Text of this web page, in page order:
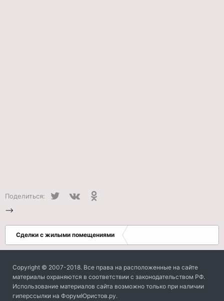
Поделиться: Twitter
-->
Сделки с жилыми помещениями
Copyright © 2007-2018. Все права на расположенные на сайте
материалы охраняются в соответствии с законодательством РФ.
Использование материалов сайта возможно только при наличии
гиперссылки на ФорумЮристов.ру.